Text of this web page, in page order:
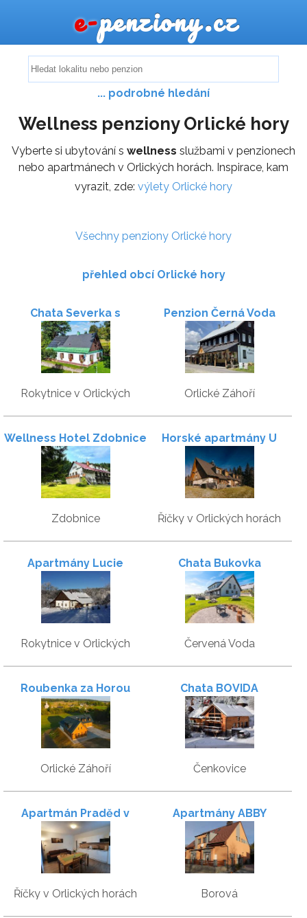
e-penziony.cz
... podrobné hledání
Wellness penziony Orlické hory
Vyberte si ubytování s wellness službami v penzionech
nebo apartmánech v Orlických horách. Inspirace, kam
vyrazit, zde: výlety Orlické hory
Všechny penziony Orlické hory
přehled obcí Orlické hory
Chata Severka s
Wellness
Rokytnice v Orlických
horách
Penzion Černá Voda
Orlické Záhoří
Wellness Hotel Zdobnice
Zdobnice
Horské apartmány U
Lesa
Říčky v Orlických horách
Apartmány Lucie
Rokytnice v Orlických
horách
Chata Bukovka
Červená Voda
Roubenka za Horou
Orlické Záhoří
Chata BOVIDA
Čenkovice
Apartmán Praděd v
Říčkách
Říčky v Orlických horách
Apartmány ABBY
Borová